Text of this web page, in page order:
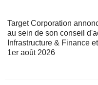
Target Corporation
au sein de son conseil
Infrastructure & Finance
1er août 2026